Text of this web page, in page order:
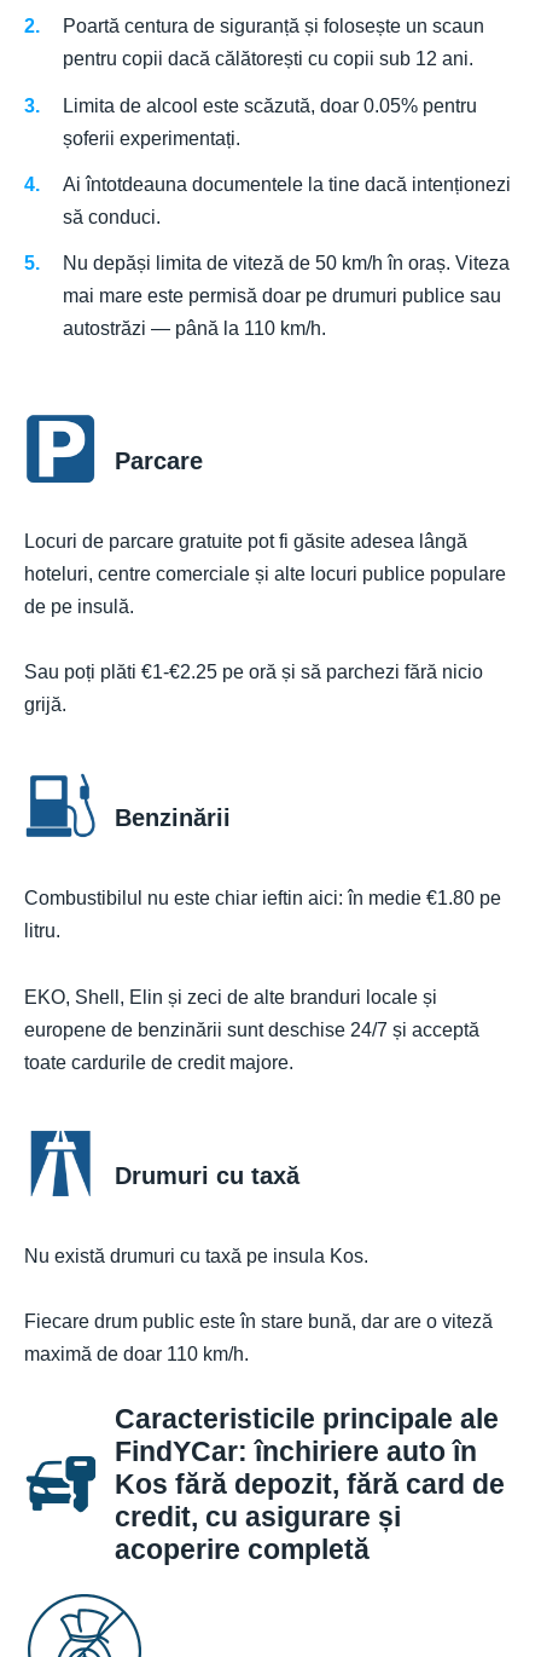
Poartă centura de siguranță și folosește un scaun
pentru copii dacă călătorești cu copii sub 12 ani.
Limita de alcool este scăzută, doar 0.05% pentru
șoferii experimentați.
Ai întotdeauna documentele la tine dacă intenționezi
să conduci.
Nu depăși limita de viteză de 50 km/h în oraș. Viteza
mai mare este permisă doar pe drumuri publice sau
autostrăzi — până la 110 km/h.
Parcare
Locuri de parcare gratuite pot fi găsite adesea lângă
hoteluri, centre comerciale și alte locuri publice populare
de pe insulă.
Sau poți plăti €1-€2.25 pe oră și să parchezi fără nicio
grijă.
Benzinării
Combustibilul nu este chiar ieftin aici: în medie €1.80 pe
litru.
EKO, Shell, Elin și zeci de alte branduri locale și
europene de benzinării sunt deschise 24/7 și acceptă
toate cardurile de credit majore.
Drumuri cu taxă
Nu există drumuri cu taxă pe insula Kos.
Fiecare drum public este în stare bună, dar are o viteză
maximă de doar 110 km/h.
Caracteristicile principale ale
FindYCar: închiriere auto în
Kos fără depozit, fără card de
credit, cu asigurare și
acoperire completă